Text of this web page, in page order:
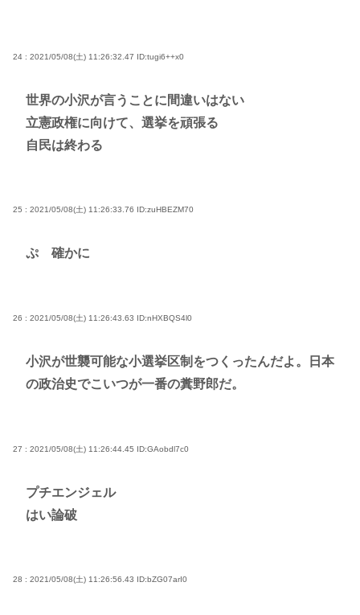
24 : 2021/05/08(土) 11:26:32.47 ID:tugi6++x0
世界の小沢が言うことに間違いはない
立憲政権に向けて、選挙を頑張る
自民は終わる
25 : 2021/05/08(土) 11:26:33.76 ID:zuHBEZM70
ぷ 確かに
26 : 2021/05/08(土) 11:26:43.63 ID:nHXBQS4l0
小沢が世襲可能な小選挙区制をつくったんだよ。日本
の政治史でこいつが一番の糞野郎だ。
27 : 2021/05/08(土) 11:26:44.45 ID:GAobdl7c0
プチエンジェル
はい論破
28 : 2021/05/08(土) 11:26:56.43 ID:bZG07arI0